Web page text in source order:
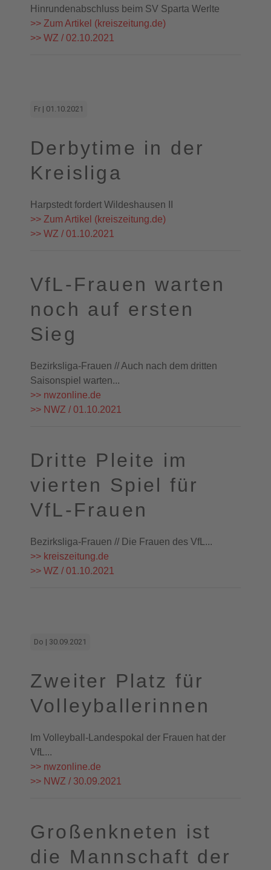
Hinrundenabschluss beim SV Sparta Werlte
>> Zum Artikel (kreiszeitung.de)
>> WZ / 02.10.2021
Fr | 01.10.2021
Derbytime in der
Kreisliga
Harpstedt fordert Wildeshausen II
>> Zum Artikel (kreiszeitung.de)
>> WZ / 01.10.2021
VfL-Frauen warten
noch auf ersten
Sieg
Bezirksliga-Frauen // Auch nach dem dritten
Saisonspiel warten...
>> nwzonline.de
>> NWZ / 01.10.2021
Dritte Pleite im
vierten Spiel für
VfL-Frauen
Bezirksliga-Frauen // Die Frauen des VfL...
>> kreiszeitung.de
>> WZ / 01.10.2021
Do | 30.09.2021
Zweiter Platz für
Volleyballerinnen
Im Volleyball-Landespokal der Frauen hat der
VfL...
>> nwzonline.de
>> NWZ / 30.09.2021
Großenkneten ist
die Mannschaft der